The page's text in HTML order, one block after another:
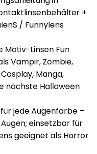
+
/ Funnylens
Motiv-Linsen Fun
Vampir, Zombie,
Manga,
nächste Halloween
für jede Augenfarbe –
einsetzbar für
geeignet als Horror